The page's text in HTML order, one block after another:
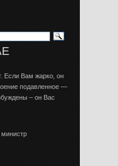
Если Вам жарко, он
подавленное —
– он Вас